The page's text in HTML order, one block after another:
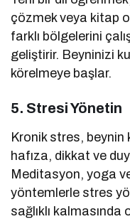
çözmek veya kitap
farklı bölgelerini
geliştirir. Beyninizi
körelmeye başlar.
5. Stresi Yönetin
Kronik stres, beynin
hafıza, dikkat ve
Meditasyon, yoga
yöntemlerle stres
sağlıklı kalmasında